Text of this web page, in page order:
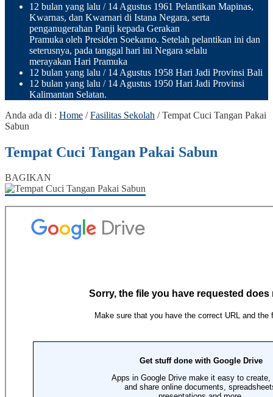
12 bulan yang lalu / 14 Agustus 1961 Pelantikan Mapinas,
Kwarnas, dan Kwarnari di Istana Negara, serta
penganugerahan Panji kepada Gerakan
Pramuka oleh Presiden Soekarno. Setelah pelantikan ini dan
seterusnya, pada tanggal hari ini Negara selalu
merayakan Hari Pramuka
12 bulan yang lalu / 14 Agustus 1958 Hari Jadi Provinsi Bali
12 bulan yang lalu / 14 Agustus 1950 Hari Jadi Provinsi
Kalimantan Selatan.
Anda ada di : Home /Fasilitas Sekolah /Tempat Cuci Tangan Pakai
Sabun
Tempat Cuci Tangan Pakai Sabun
BAGIKAN